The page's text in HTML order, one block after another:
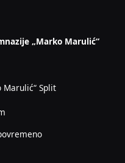
„Marko Marulić“
Marulić“ Split